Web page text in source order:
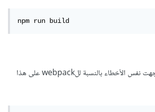
npm run build
لا أعلم إن كنت قد واجهت نفس الأخطاء بالنسبة للwebpack على هذا